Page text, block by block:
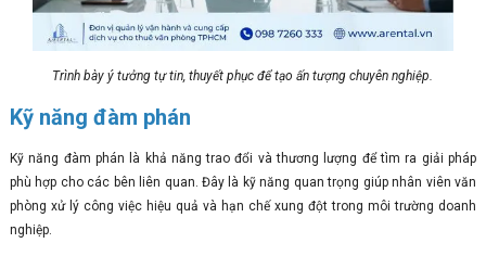
Trình bày ý tưởng tự tin, thuyết phục để tạo ấn tượng chuyên nghiệp.
Kỹ năng đàm phán
Kỹ năng đàm phán là khả năng trao đổi và thương lượng để tìm ra giải pháp
phù hợp cho các bên liên quan. Đây là kỹ năng quan trọng giúp nhân viên văn
phòng xử lý công việc hiệu quả và hạn chế xung đột trong môi trường doanh
nghiệp.